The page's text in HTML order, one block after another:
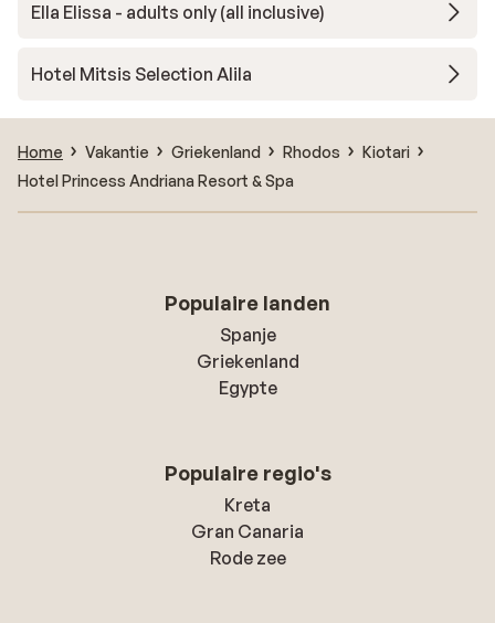
Ella Elissa - adults only (all inclusive)
Hotel Mitsis Selection Alila
Home Vakantie Griekenland Rhodos
Kiotari
Hotel Princess Andriana Resort & Spa
Populaire landen
Spanje
Griekenland
Egypte
Populaire regio's
Kreta
Gran Canaria
Rode zee